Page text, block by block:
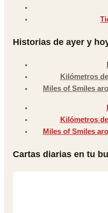
Historias de ayer y
Kilómetros
Miles of Smiles
Kilómetros
Miles of Smiles
Cartas diarias en tu